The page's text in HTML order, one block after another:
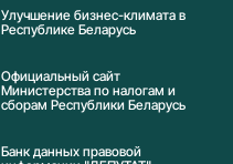
Улучшение бизнес-климата в
Республике Беларусь
Официальный сайт
Министерства по налогам и
сборам Республики Беларусь
Банк данных правовой